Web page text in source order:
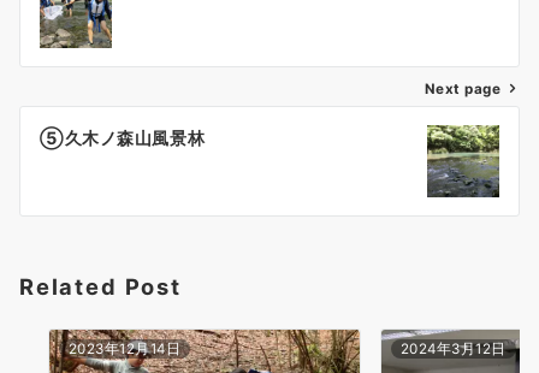
ナ
ビ
シ
ン
Next page
⑤久木ノ森山風景林
Related Post
2023年12月14日 2024年3月12日